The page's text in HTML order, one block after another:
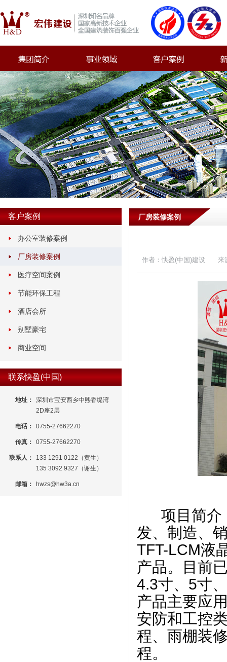
客户案例
办公室装修案例
厂房装修案例
医疗空间案例
节能环保工程
酒店会所
别墅豪宅
商业空间
联系快盈(中国)
地址：
深圳市宝安西乡中熙香缇湾
2D座2层
电话： 0755-27662270
传真： 0755-27662270
联系人：
133 1291 0122（黄生）
135 3092 9327（谢生）
邮箱： hwzs@hw3a.cn
厂房装修案例
作者：快盈(中国)建设 来
项目简介
发、制造、
TFT-LCM液
产品。目前
4.3寸、5寸
产品主要应
安防和工控
程、雨棚装
程。